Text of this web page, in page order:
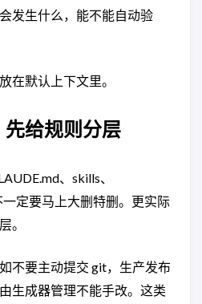
发生什么，能不能自动验
在默认上下文里。
给规则分层
、skills、
定要马上大删特删。更实际
。
不要主动提交 git，生产发布
生成器管理不能手改。这类